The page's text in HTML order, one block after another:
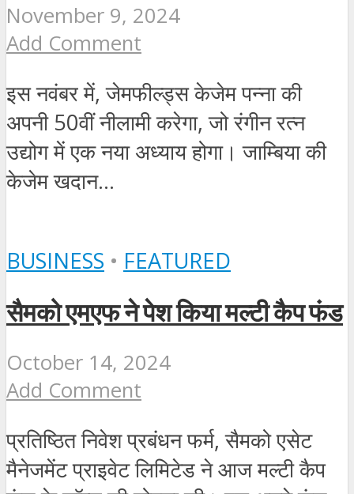
November 9, 2024
Add Comment
इस नवंबर में, जेमफील्ड्स केजेम पन्ना की
अपनी 50वीं नीलामी करेगा, जो रंगीन रत्न
उद्योग में एक नया अध्‍याय होगा। जाम्बिया की
केजेम खदान...
BUSINESS • FEATURED
सैमको एमएफ ने पेश किया मल्टी कैप फंड
October 14, 2024
Add Comment
प्रतिष्ठित निवेश प्रबंधन फर्म, सैमको एसेट
मैनेजमेंट प्राइवेट लिमिटेड ने आज मल्टी कैप